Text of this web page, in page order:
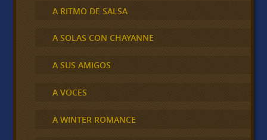
A RITMO DE SALSA
A SOLAS CON CHAYANNE
A SUS AMIGOS
A VOCES
A WINTER ROMANCE